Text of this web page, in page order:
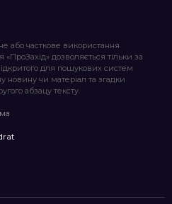
або часткове використання
«ПроЗахід» дозволяється тільки за
для пошукових систем
новину чи матеріал та згадки
абзацу тексту.